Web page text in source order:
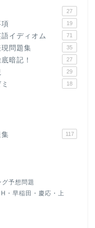
27
19
イディオム 71
問題集 35
暗記！ 27
29
18
117
予想問題
・早稲田・慶応・上